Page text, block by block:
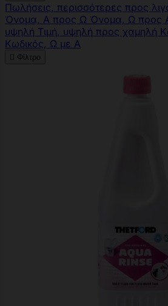
Πωλήσεις, περισσότερες προς
Όνομα, Α προς Ω Όνομα, Ω προς
υψηλή Τιμή, υψηλή προς χαμηλή
Κωδικός, Ω με Α
 Φίλτρο